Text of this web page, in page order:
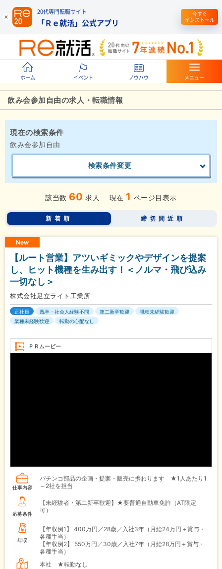
20代専門転職サイト
「Ｒｅ就活」公式アプリ
今すぐ
インストール
ホーム イベント ノウハウ メニュー
飲み会参加自由の求人・転職情報
現在の検索条件
飲み会参加自由
検索条件変更
該当数 60 求人 現在 1 ページ目表示
新着順 締切間近順
New
【ルート営業】アツいギミックやデザインを提案
し、ヒット機種を生み出す！＜ノルマ・飛び込み
一切なし＞
株式会社足立ライト工業所
正社員 既卒・社会人経験不問 第二新卒歓迎
職種未経験歓迎
業種未経験歓迎
転勤の心配なし
ＰＲムービー
仕事内容
パチンコ部品の企画・提案・販売に携わります ★1人あたり1
～2社を担当
応募条件
【未経験者・第二新卒歓迎】★要普通自動車免許（AT限定
可）
年収
【年収例1】
400万円／28歳／入社3年（月給24万円＋賞与・
各種手当）
【年収例2】
550万円／30歳／入社7年（月給28万円＋賞与・
各種手当）
本社 ★転勤なし